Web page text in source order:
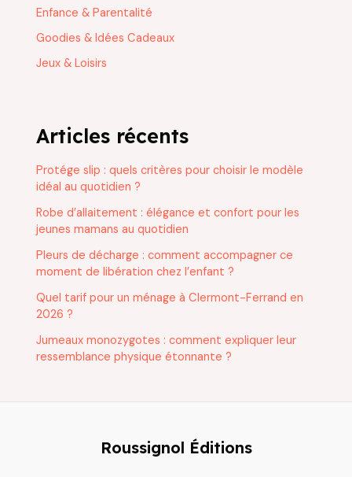
Enfance & Parentalité
Goodies & Idées Cadeaux
Jeux & Loisirs
Articles récents
Protége slip : quels critères pour choisir le modèle
idéal au quotidien ?
Robe d’allaitement : élégance et confort pour les
jeunes mamans au quotidien
Pleurs de décharge : comment accompagner ce
moment de libération chez l’enfant ?
Quel tarif pour un ménage à Clermont-Ferrand en
2026 ?
Jumeaux monozygotes : comment expliquer leur
ressemblance physique étonnante ?
Roussignol Éditions